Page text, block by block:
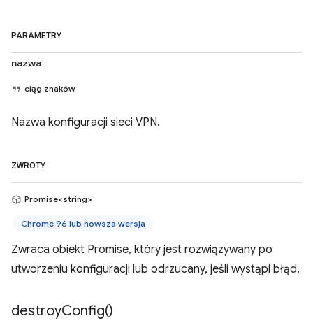
PARAMETRY
nazwa
ciąg znaków
Nazwa konfiguracji sieci VPN.
ZWROTY
Promise<string>
Chrome 96 lub nowsza wersja
Zwraca obiekt Promise, który jest rozwiązywany po
utworzeniu konfiguracji lub odrzucany, jeśli wystąpi błąd.
destroyConfig()